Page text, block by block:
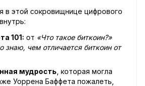
в этой сокровищнице цифрового
101: от «Что такое биткоин?»
знаю, чем отличается биткоин от
мудрость , которая могла
Уоррена Баффета пожалеть,